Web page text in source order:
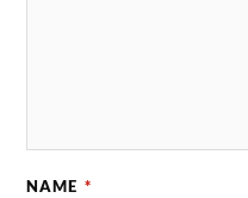
NAME *